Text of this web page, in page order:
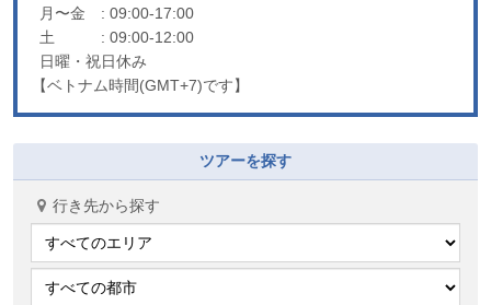
月〜金
: 09:00-17:00
土
: 09:00-12:00
日曜・祝日休み
【ベトナム時間(GMT+7)です】
ツアーを探す
行き先から探す